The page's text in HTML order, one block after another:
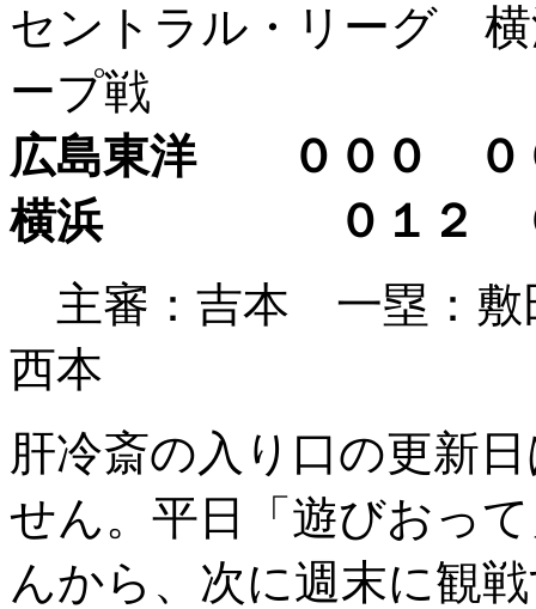
セントラル・リーグ 横
ープ戦
広島東洋 ０００
横浜 ０１２
主審：吉本 一塁
西本
肝冷斎の入り口の更新
せん。平日「遊びおっ
んから、次に週末に観